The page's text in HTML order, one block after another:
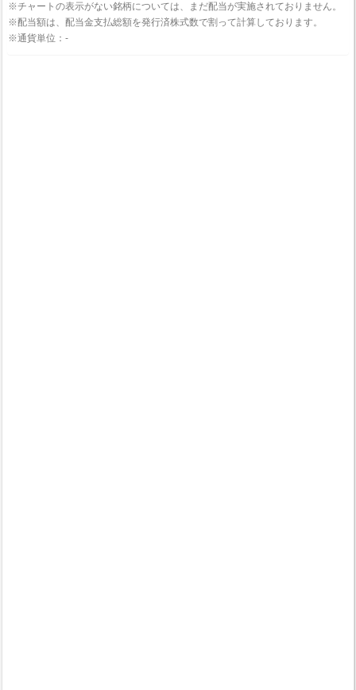
※チャートの表示がない銘柄については、まだ配当が実施されておりません。
※配当額は、配当金支払総額を発行済株式数で割って計算しております。
※通貨単位：-